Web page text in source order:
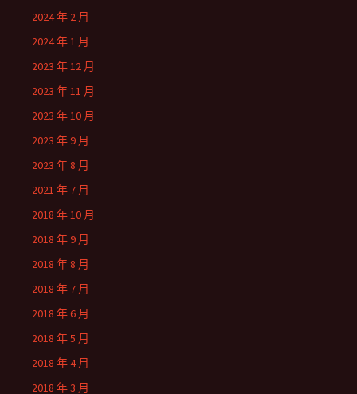
2024 年 2 月
2024 年 1 月
2023 年 12 月
2023 年 11 月
2023 年 10 月
2023 年 9 月
2023 年 8 月
2021 年 7 月
2018 年 10 月
2018 年 9 月
2018 年 8 月
2018 年 7 月
2018 年 6 月
2018 年 5 月
2018 年 4 月
2018 年 3 月